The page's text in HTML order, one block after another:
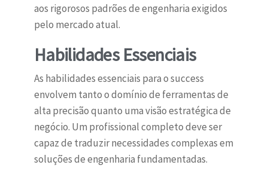
aos rigorosos padrões de engenharia exigidos
pelo mercado atual.
Habilidades Essenciais
As habilidades essenciais para o success
envolvem tanto o domínio de ferramentas de
alta precisão quanto uma visão estratégica de
negócio. Um profissional completo deve ser
capaz de traduzir necessidades complexas em
soluções de engenharia fundamentadas.